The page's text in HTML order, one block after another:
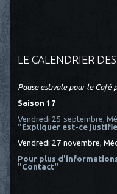
LE CALENDRIER
Pause estivale pour le Café
Saison 17
Vendredi 25 septembre,
"Expliquer est-ce
Vendredi 27 novembre,
Pour plus
"Contact"